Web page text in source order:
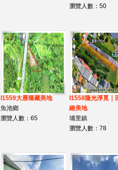
瀏覽人數：50
I1559大雁臻藏美地
魚池鄉
瀏覽人數：65
I1558隆光淨覓｜
緻美地
埔里鎮
瀏覽人數：78